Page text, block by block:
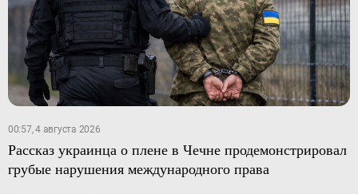
00:57, 4 августа 2026
Рассказ украинца о плене в Чечне продемонстрировал
грубые нарушения международного права